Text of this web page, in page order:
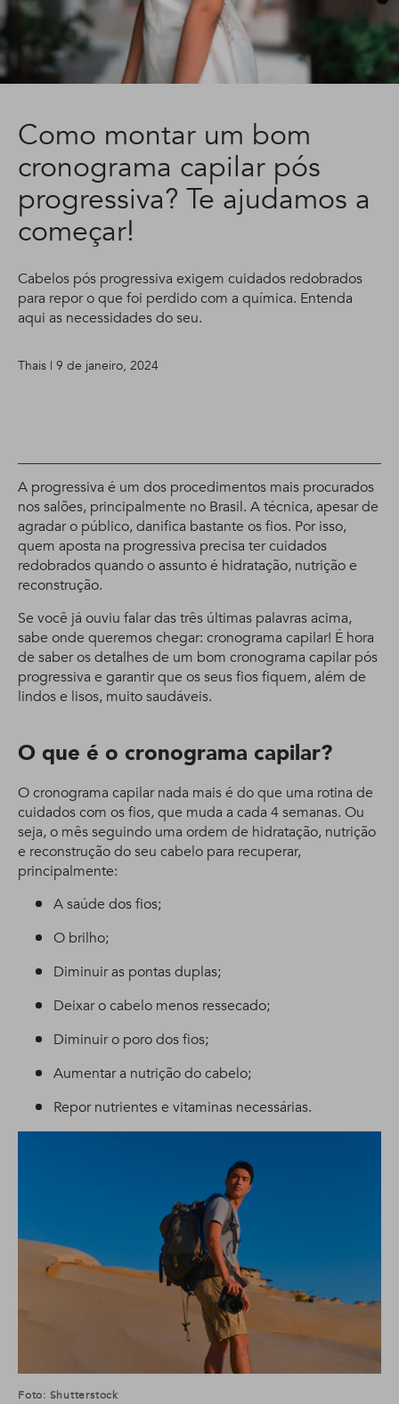
Como montar um bom
cronograma capilar pós
progressiva? Te ajudamos a
começar!
Cabelos pós progressiva exigem cuidados redobrados
para repor o que foi perdido com a química. Entenda
aqui as necessidades do seu.
Thais | 9 de janeiro, 2024
A progressiva é um dos procedimentos mais procurados
nos salões, principalmente no Brasil. A técnica, apesar de
agradar o público, danifica bastante os fios. Por isso,
quem aposta na progressiva precisa ter cuidados
redobrados quando o assunto é hidratação, nutrição e
reconstrução.
Se você já ouviu falar das três últimas palavras acima,
sabe onde queremos chegar: cronograma capilar! É hora
de saber os detalhes de um bom cronograma capilar pós
progressiva e garantir que os seus fios fiquem, além de
lindos e lisos, muito saudáveis.
O que é o cronograma capilar?
O cronograma capilar nada mais é do que uma rotina de
cuidados com os fios, que muda a cada 4 semanas. Ou
seja, o mês seguindo uma ordem de hidratação, nutrição
e reconstrução do seu cabelo para recuperar,
principalmente:
A saúde dos fios;
O brilho;
Diminuir as pontas duplas;
Deixar o cabelo menos ressecado;
Diminuir o poro dos fios;
Aumentar a nutrição do cabelo;
Repor nutrientes e vitaminas necessárias.
Foto: Shutterstock